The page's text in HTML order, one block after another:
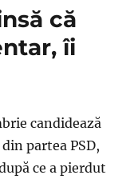
că
îi
candidează
partea PSD,
ce a pierdut